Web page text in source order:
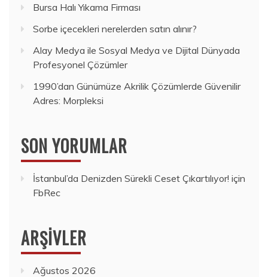
Bursa Halı Yıkama Firması
Sorbe içecekleri nerelerden satın alınır?
Alay Medya ile Sosyal Medya ve Dijital Dünyada
Profesyonel Çözümler
1990’dan Günümüze Akrilik Çözümlerde Güvenilir
Adres: Morpleksi
SON YORUMLAR
İstanbul’da Denizden Sürekli Ceset Çıkartılıyor! için
FbRec
ARŞIVLER
Ağustos 2026